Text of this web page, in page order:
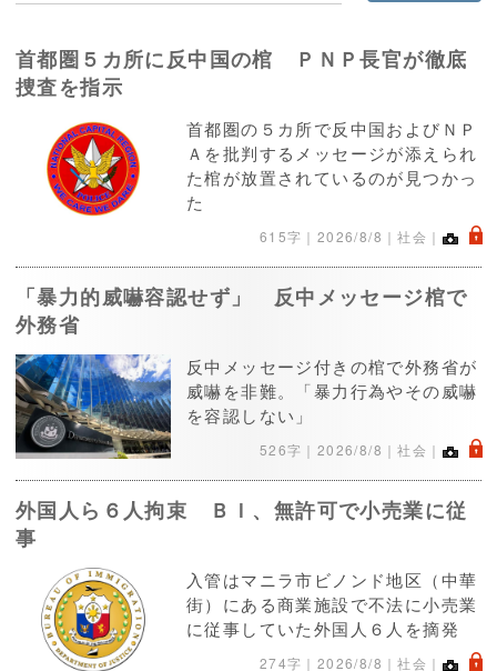
首都圏５カ所に反中国の棺 ＰＮＰ長官が徹底
捜査を指示
首都圏の５カ所で反中国およびＮＰ
Ａを批判するメッセージが添えられ
た棺が放置されているのが見つかっ
た
615字｜ 2026/8/8 ｜社会｜ .
「暴力的威嚇容認せず」 反中メッセージ棺で
外務省
反中メッセージ付きの棺で外務省が
威嚇を非難。「暴力行為やその威嚇
を容認しない」
526字｜ 2026/8/8 ｜社会｜ .
外国人ら６人拘束 ＢＩ、無許可で小売業に従
事
入管はマニラ市ビノンド地区（中華
街）にある商業施設で不法に小売業
に従事していた外国人６人を摘発
274字｜ 2026/8/8 ｜社会｜ .